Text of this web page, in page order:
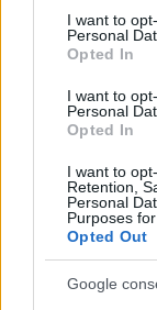
services and
not limited to
grant or deny
consent section.
I want to
Personal
Opted In
I want to
Personal
Opted In
I want to
Retention,
Personal
Purposes
Opted Out
Google